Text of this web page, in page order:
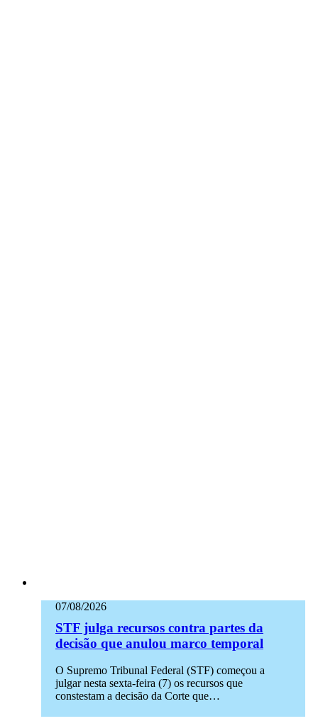
07/08/2026
STF julga recursos contra partes da
decisão que anulou marco temporal
O Supremo Tribunal Federal (STF) começou a
julgar nesta sexta-feira (7) os recursos que
constestam a decisão da Corte que…